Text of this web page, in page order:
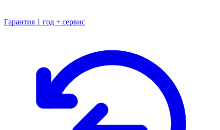
Гарантия 1 год + сервис